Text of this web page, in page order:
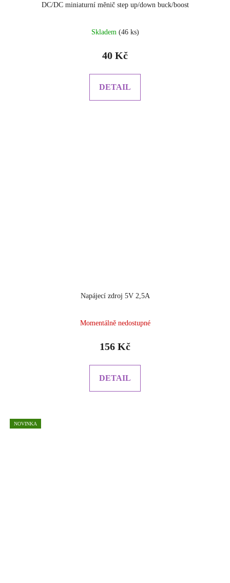
DC/DC miniaturní měnič step up/down buck/boost
Skladem (46 ks)
40 Kč
DETAIL
Napájecí zdroj 5V 2,5A
Momentálně nedostupné
156 Kč
DETAIL
NOVINKA